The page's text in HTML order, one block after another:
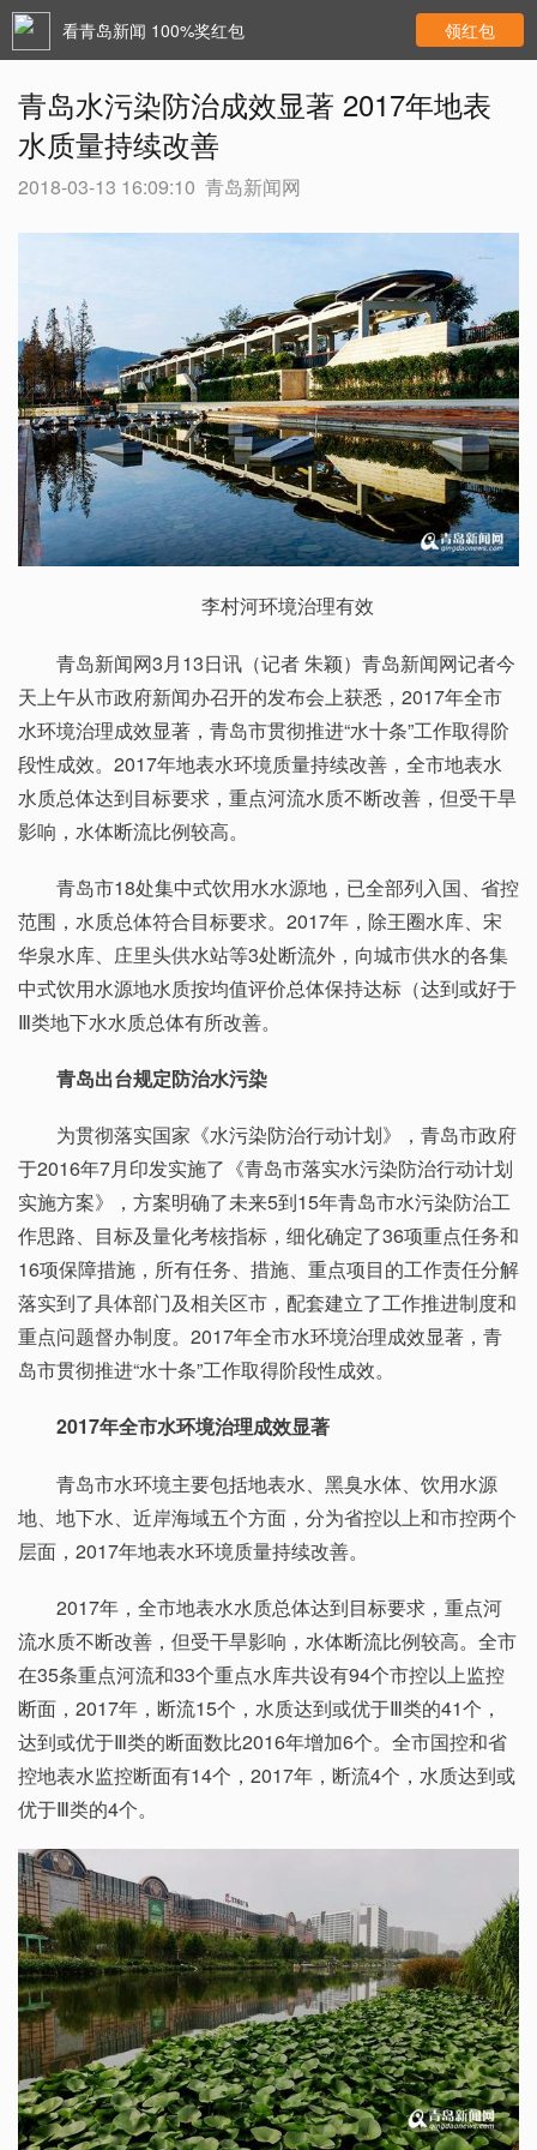
看青岛新闻 100%奖红包 领红包
青岛水污染防治成效显著 2017年地表
水质量持续改善
2018-03-13 16:09:10 青岛新闻网
李村河环境治理有效
青岛新闻网3月13日讯（记者 朱颖）青岛新闻网记者今
天上午从市政府新闻办召开的发布会上获悉，2017年全市
水环境治理成效显著，青岛市贯彻推进“水十条”工作取得阶
段性成效。2017年地表水环境质量持续改善，全市地表水
水质总体达到目标要求，重点河流水质不断改善，但受干旱
影响，水体断流比例较高。
青岛市18处集中式饮用水水源地，已全部列入国、省控
范围，水质总体符合目标要求。2017年，除王圈水库、宋
华泉水库、庄里头供水站等3处断流外，向城市供水的各集
中式饮用水源地水质按均值评价总体保持达标（达到或好于
Ⅲ类地下水水质总体有所改善。
青岛出台规定防治水污染
为贯彻落实国家《水污染防治行动计划》，青岛市政府
于2016年7月印发实施了《青岛市落实水污染防治行动计划
实施方案》，方案明确了未来5到15年青岛市水污染防治工
作思路、目标及量化考核指标，细化确定了36项重点任务和
16项保障措施，所有任务、措施、重点项目的工作责任分解
落实到了具体部门及相关区市，配套建立了工作推进制度和
重点问题督办制度。2017年全市水环境治理成效显著，青
岛市贯彻推进“水十条”工作取得阶段性成效。
2017年全市水环境治理成效显著
青岛市水环境主要包括地表水、黑臭水体、饮用水源
地、地下水、近岸海域五个方面，分为省控以上和市控两个
层面，2017年地表水环境质量持续改善。
2017年，全市地表水水质总体达到目标要求，重点河
流水质不断改善，但受干旱影响，水体断流比例较高。全市
在35条重点河流和33个重点水库共设有94个市控以上监控
断面，2017年，断流15个，水质达到或优于Ⅲ类的41个，
达到或优于Ⅲ类的断面数比2016年增加6个。全市国控和省
控地表水监控断面有14个，2017年，断流4个，水质达到或
优于Ⅲ类的4个。